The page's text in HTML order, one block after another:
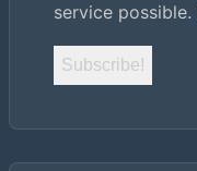
service possible.